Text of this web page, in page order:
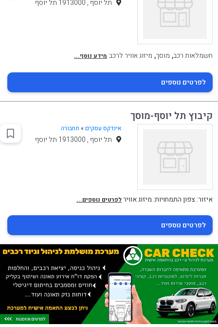
תל יוסף , 1913000 תל יוסף
חשמלאות רכב, מוסך, מיזוג אוויר לרכב מידע נוסף...
לפרטים נוספים
קיבוץ תל יוסף-מוסך
אינדקס עסקים » תחבורה
תל יוסף , 1913000 תל יוסף
איזור: צפון התמחויות: מיזוג אווירלפרטים נוספים...
לפרטים נוספים